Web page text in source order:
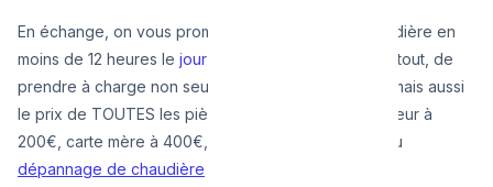
En échange, on vous promet de réparer votre chaudière en
moins de 12 heures le jour de l'urgence 24/7
, ET surtout, de
prendre à charge non seulement la main-d'œuvre, mais aussi
le prix de TOUTES les pièces de rechange (circulateur à
200€, carte mère à 400€, etc.). C'est l'alternative au
dépannage de chaudière